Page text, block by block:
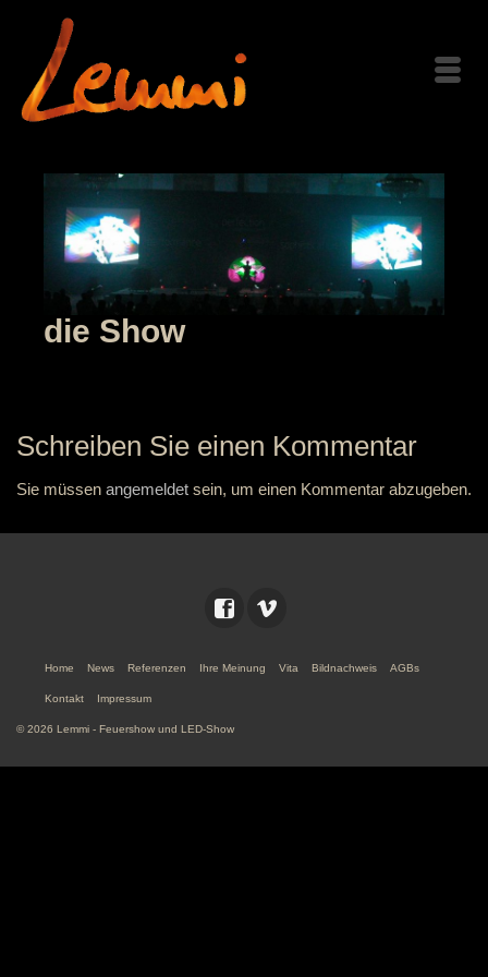
die Show
Schreiben Sie einen Kommentar
Sie müssen angemeldet sein, um einen Kommentar abzugeben.
Home News Referenzen Ihre Meinung Vita Bildnachweis AGBs
Kontakt Impressum
© 2026 Lemmi - Feuershow und LED-Show